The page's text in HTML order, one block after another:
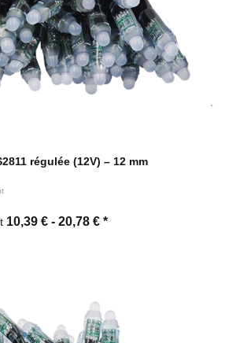
régulée (12V) – 12 mm
10,39 € - 20,78 € *